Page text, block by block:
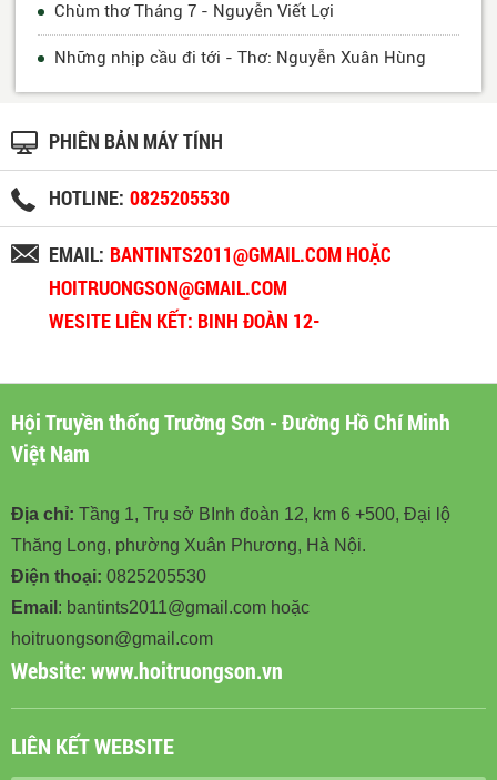
Chùm thơ Tháng 7 - Nguyễn Viết Lợi
Những nhịp cầu đi tới - Thơ: Nguyễn Xuân Hùng
PHIÊN BẢN MÁY TÍNH
HOTLINE: 0825205530
EMAIL: BANTINTS2011@GMAIL.COM HOẶC
HOITRUONGSON@GMAIL.COM
WESITE LIÊN KẾT: BINH ĐOÀN 12-
Hội Truyền thống Trường Sơn - Đường Hồ Chí Minh
Việt Nam
Địa chỉ: Tầng 1, Trụ sở BInh đoàn 12, km 6 +500, Đại lộ
Thăng Long, phường Xuân Phương, Hà Nội.
Điện thoại: 0825205530
Email : bantints2011@gmail.com hoặc
hoitruongson@gmail.com
Website:www.hoitruongson.vn
LIÊN KẾT WEBSITE